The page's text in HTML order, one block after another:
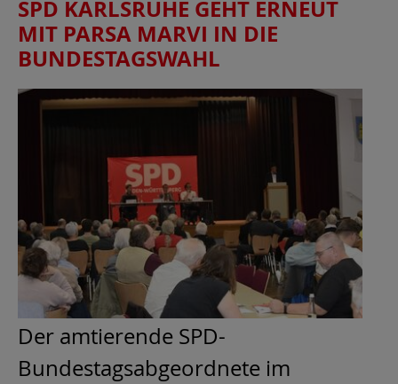
SPD KARLSRUHE GEHT ERNEUT
MIT PARSA MARVI IN DIE
BUNDESTAGSWAHL
Der amtierende SPD-
Bundestagsabgeordnete im